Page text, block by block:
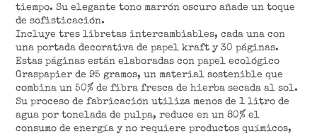
tiempo. Su elegante tono marrón oscuro añade un toque
de sofisticación.
Incluye tres libretas intercambiables, cada una con
una portada decorativa de papel kraft y 30 páginas.
Estas páginas están elaboradas con papel ecológico
Graspapier de 95 gramos, un material sostenible que
combina un 50% de fibra fresca de hierba secada al sol.
Su proceso de fabricación utiliza menos de 1 litro de
agua por tonelada de pulpa, reduce en un 80% el
consumo de energía y no requiere productos químicos,